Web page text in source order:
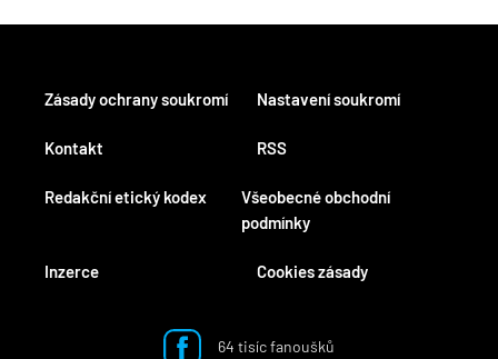
Kontakt
Redakční etický kodex
Inzerce
RSS
Všeobecné obchodní
podmínky
Cookies zásady
Zásady ochrany soukromí Nastavení soukromí
64 tisíc fanoušků